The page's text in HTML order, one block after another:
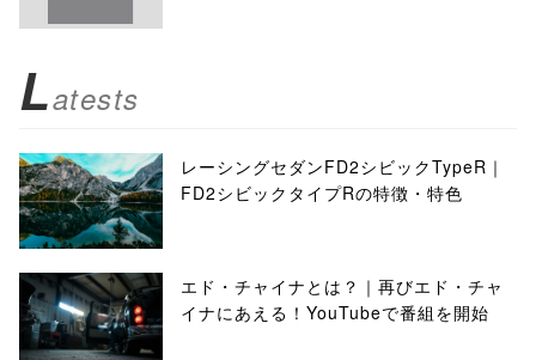
Latests
レーシングセダンFD2シビックTypeR｜
FD2シビックタイプRの特徴・特色
エド・チャイナとは？｜再びエド・チャ
イナにあえる！YouTubeで番組を開始